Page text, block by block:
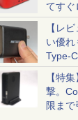
てすぐ
PC「
【レ
い優れ
Type-
ったこ
【特
撃。
限ま